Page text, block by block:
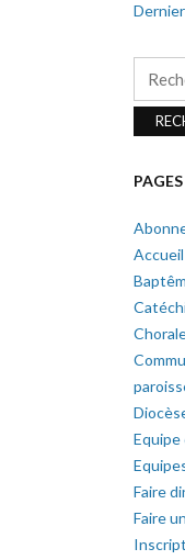
PAGES
Equipe
Faire
Faire